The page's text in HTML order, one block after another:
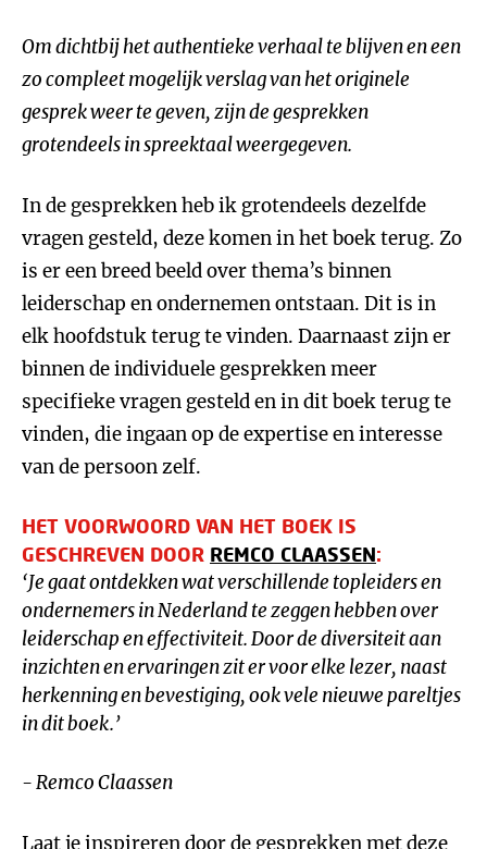
Om dichtbij het authentieke verhaal te blijven en een
zo compleet mogelijk verslag van het originele
gesprek weer te geven, zijn de gesprekken
grotendeels in spreektaal weergegeven.
In de gesprekken heb ik grotendeels dezelfde
vragen gesteld, deze komen in het boek terug. Zo
is er een breed beeld over thema’s binnen
leiderschap en ondernemen ontstaan. Dit is in
elk hoofdstuk terug te vinden. Daarnaast zijn er
binnen de individuele gesprekken meer
specifieke vragen gesteld en in dit boek terug te
vinden, die ingaan op de expertise en interesse
van de persoon zelf.
HET VOORWOORD VAN HET BOEK IS
GESCHREVEN DOOR REMCO CLAASSEN:
‘Je gaat ontdekken wat verschillende topleiders en
ondernemers in Nederland te zeggen hebben over
leiderschap en effectiviteit. Door de diversiteit aan
inzichten en ervaringen zit er voor elke lezer, naast
herkenning en bevestiging, ook vele nieuwe pareltjes
in dit boek.’
- Remco Claassen
Laat je inspireren door de gesprekken met deze